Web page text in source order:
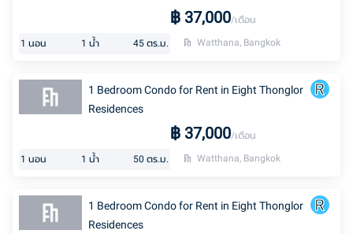
฿ 37,000/เดือน
1 นอน 1 น้ำ 45 ตร.ม. Watthana, Bangkok
1 Bedroom Condo for Rent in Eight Thonglor
Residences
฿ 37,000/เดือน
1 นอน 1 น้ำ 50 ตร.ม. Watthana, Bangkok
1 Bedroom Condo for Rent in Eight Thonglor
Residences